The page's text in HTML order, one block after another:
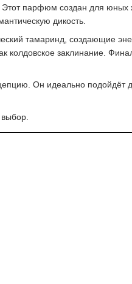
Этот парфюм создан для
дикость.
тамаринд, создающие
колдовское заклинание.
Он идеально подойдёт